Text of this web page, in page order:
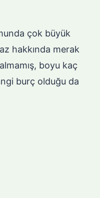
çok büyük
hakkında merak
boyu kaç
burç olduğu da